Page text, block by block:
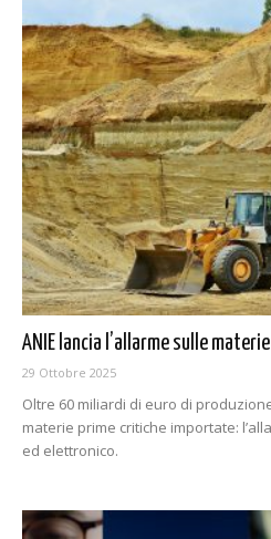
ANIE lancia l’allarme sulle
29 Ottobre 2025
Oltre 60 miliardi di euro di
materie prime critiche importate:
ed elettronico.